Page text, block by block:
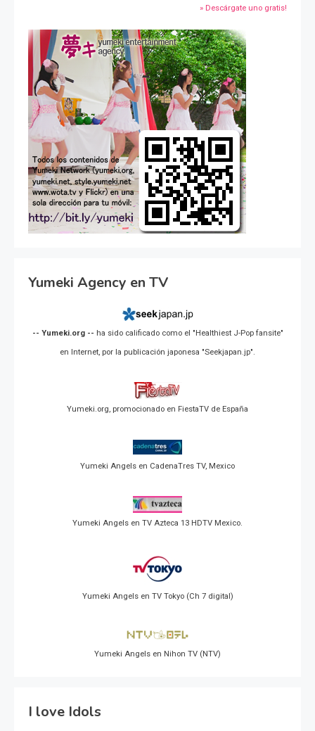
» Descárgate uno gratis!
Yumeki Agency en TV
-- Yumeki.org -- ha sido calificado como el "Healthiest J-Pop fansite"
en Internet, por la publicación japonesa "Seekjapan.jp".
Yumeki.org, promocionado en FiestaTV de España
Yumeki Angels en CadenaTres TV, Mexico
Yumeki Angels en TV Azteca 13 HDTV Mexico.
Yumeki Angels en TV Tokyo (Ch 7 digital)
Yumeki Angels en Nihon TV (NTV)
I love Idols